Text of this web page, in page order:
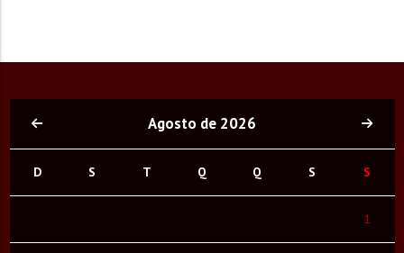
Agosto de 2026
D S T Q Q S S
1